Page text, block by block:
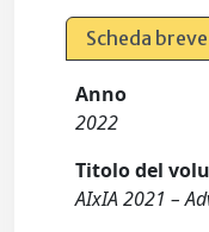
Scheda breve
Anno
2022
Titolo del
AIxIA 2021 –